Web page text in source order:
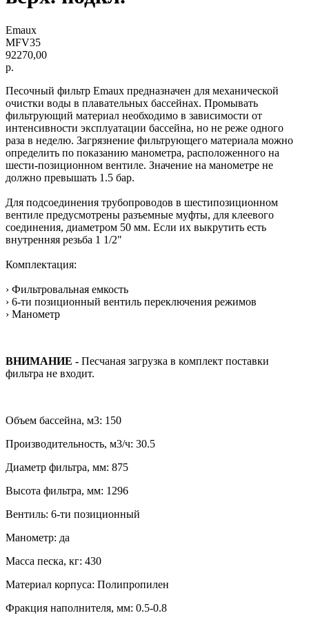
Emaux
MFV35
92270,00
р.
Песочный фильтр Emaux предназначен для механической
очистки воды в плавательных бассейнах. Промывать
фильтрующий материал необходимо в зависимости от
интенсивности эксплуатации бассейна, но не реже одного
раза в неделю. Загрязнение фильтрующего материала можно
определить по показанию манометра, расположенного на
шести-позиционном вентиле. Значение на манометре не
должно превышать 1.5 бар.
Для подсоединения трубопроводов в шестипозиционном
вентиле предусмотрены разъемные муфты, для клеевого
соединения, диаметром 50 мм. Если их выкрутить есть
внутренняя резьба 1 1/2"
Комплектация:
› Фильтровальная емкость
› 6-ти позиционный вентиль переключения режимов
› Манометр
ВНИМАНИЕ - Песчаная загрузка в комплект поставки
фильтра не входит.
Объем бассейна, м3: 150
Производительность, м3/ч: 30.5
Диаметр фильтра, мм: 875
Высота фильтра, мм: 1296
Вентиль: 6-ти позиционный
Манометр: да
Масса песка, кг: 430
Материал корпуса: Полипропилен
Фракция наполнителя, мм: 0.5-0.8